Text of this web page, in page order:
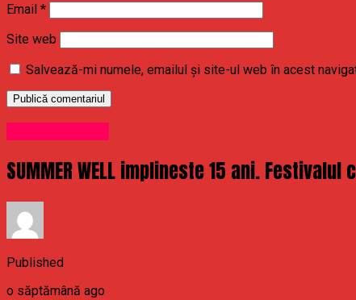
Email *
Site web
Salvează-mi numele, emailul și site-ul web în acest
SUMMER WELL implineste 15 ani.
Published
o săptămână ago